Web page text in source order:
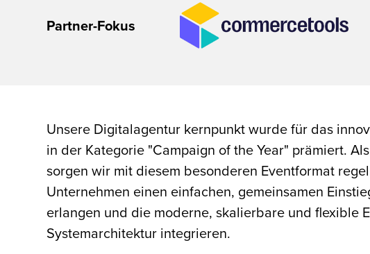
Partner-Fokus
Unsere Digitalagentur kernpunkt wurde für das
in der Kategorie "Campaign of the Year" prämiert. Als
sorgen wir mit diesem besonderen Eventformat
Unternehmen einen einfachen, gemeinsamen
erlangen und die moderne, skalierbare und flexible
Systemarchitektur integrieren.